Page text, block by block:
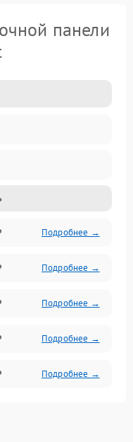
панели
Подробнее →
Подробнее →
Подробнее →
Подробнее →
Подробнее →